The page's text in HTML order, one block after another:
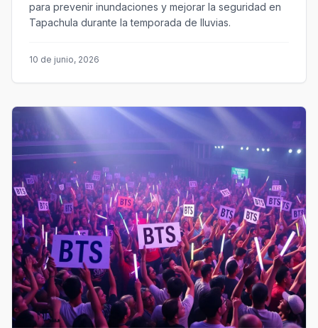
para prevenir inundaciones y mejorar la seguridad en
Tapachula durante la temporada de lluvias.
10 de junio, 2026